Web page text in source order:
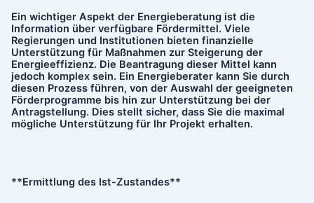
Ein wichtiger Aspekt der Energieberatung ist die
Information über verfügbare Fördermittel. Viele
Regierungen und Institutionen bieten finanzielle
Unterstützung für Maßnahmen zur Steigerung der
Energieeffizienz. Die Beantragung dieser Mittel kann
jedoch komplex sein. Ein Energieberater kann Sie durch
diesen Prozess führen, von der Auswahl der geeigneten
Förderprogramme bis hin zur Unterstützung bei der
Antragstellung. Dies stellt sicher, dass Sie die maximal
mögliche Unterstützung für Ihr Projekt erhalten.
**Ermittlung des Ist-Zustandes**